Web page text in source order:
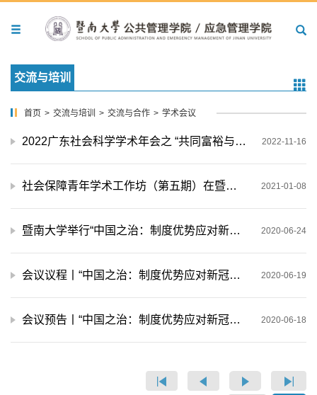
交流与培训
首页 > 交流与培训 > 交流与合作 > 学术会议
2022广东社会科学学术年会之 “共同富裕与社会治理”分会在暨南大学举办 2022-11-16
社会保障青年学术工作坊（第五期）在暨南大学公共管理学院/应急管理学院举办 2021-01-08
暨南大学举行“中国之治：制度优势应对新冠肺炎疫情挑战冲击”研讨会暨2020年中国应急管理学院院长论坛 2020-06-24
会议议程丨“中国之治：制度优势应对新冠肺炎疫情挑战冲击”研讨会暨2020年中国应急管理学院院长论坛 2020-06-19
会议预告丨“中国之治：制度优势应对新冠肺炎疫情挑战冲击”研讨会暨2020年中国应急管理学院院长论坛 2020-06-18